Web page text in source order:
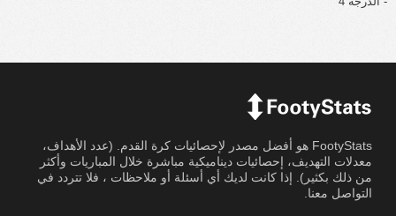
FootyStats هو أفضل مصدر لإحصائيات كرة القدم. (عدد الأهداف،
معدلات التهديف، إحصائيات ديناميكية مباشرة خلال المباريات وأكثر
من ذلك بكثير). إذا كانت لديك أي أسئلة أو ملاحظات ، فلا تتردد في
التواصل معنا.